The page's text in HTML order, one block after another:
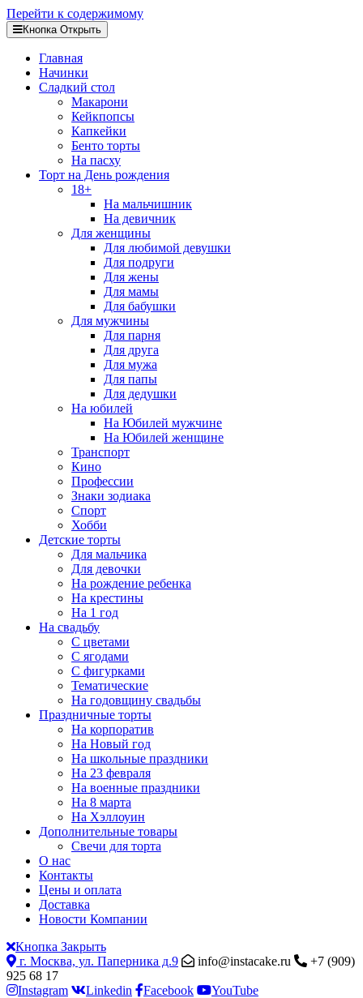
Перейти к содержимому
Кнопка Открыть
Главная
Начинки
Сладкий стол
Макарони
Кейкпопсы
Капкейки
Бенто торты
На пасху
Торт на День рождения
18+
На мальчишник
На девичник
Для женщины
Для любимой девушки
Для подруги
Для жены
Для мамы
Для бабушки
Для мужчины
Для парня
Для друга
Для мужа
Для папы
Для дедушки
На юбилей
На Юбилей мужчине
На Юбилей женщине
Транспорт
Кино
Профессии
Знаки зодиака
Спорт
Хобби
Детские торты
Для мальчика
Для девочки
На рождение ребенка
На крестины
На 1 год
На свадьбу
С цветами
С ягодами
С фигурками
Тематические
На годовщину свадьбы
Праздничные торты
На корпоратив
На Новый год
На школьные праздники
На 23 февраля
На военные праздники
На 8 марта
На Хэллоуин
Дополнительные товары
Свечи для торта
О нас
Контакты
Цены и оплата
Доставка
Новости Компании
Кнопка Закрыть
г. Москва, ул. Паперника д.9
info@instacake.ru
+7 (909)
925 68 17
Instagram
Linkedin Facebook YouTube